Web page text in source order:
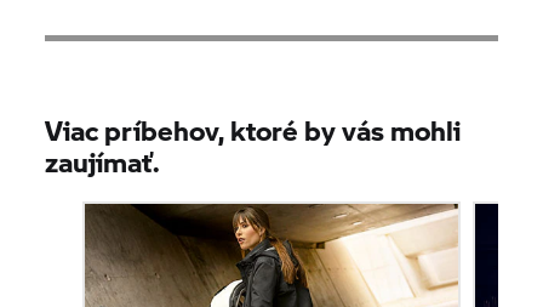
Viac príbehov, ktoré by vás mohli
zaujímať.